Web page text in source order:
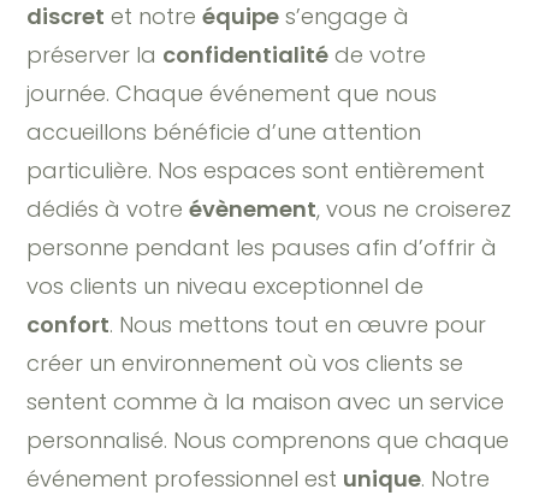
discret et notreéquipe s’engage à
préserver la confidentialité de votre
journée. Chaque événement que nous
accueillons bénéficie d’une attention
particulière. Nos espaces sont entièrement
dédiés à votreévènement, vous ne croiserez
personne pendant les pauses afin d’offrir à
vos clients un niveau exceptionnel de
confort. Nous mettons tout en œuvre pour
créer un environnement où vos clients se
sentent comme à la maison avec un service
personnalisé. Nous comprenons que chaque
événement professionnel est unique. Notre